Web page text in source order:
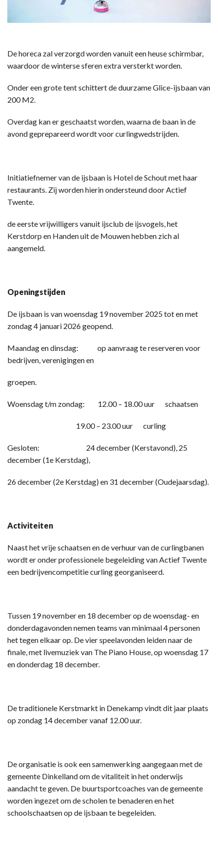
De horeca zal verzorgd worden vanuit een heuse schirmbar,
waardoor de winterse sferen extra versterkt worden.
Onder een grote tent schittert de duurzame Glice-ijsbaan van
200 M2.
Overdag kan er geschaatst worden, waarna de baan in de
avond geprepareerd wordt voor curlingwedstrijden.
Initiatiefnemer van de ijsbaan is Hotel de Schout met haar
restaurants. Zij worden hierin ondersteund door Actief
Twente.
de eerste vrijwilligers vanuit ijsclub de ijsvogels, het
Kerstdorp en Handen uit de Mouwen hebben zich al
aangemeld.
Openingstijden
De ijsbaan is van woensdag 19 november 2025 tot en met
zondag 4 januari 2026 geopend.
Maandag en dinsdag: op aanvraag te reserveren voor
bedrijven, verenigingen en
groepen.
Woensdag t/m zondag: 12.00 – 18.00 uur schaatsen
19.00 – 23.00 uur curling
Gesloten: 24 december (Kerstavond), 25
december (1e Kerstdag),
26 december (2e Kerstdag) en 31 december (Oudejaarsdag).
Activiteiten
Naast het vrije schaatsen en de verhuur van de curlingbanen
wordt er onder professionele begeleiding van Actief Twente
een bedrijvencompetitie curling georganiseerd.
Tussen 19 november en 18 december op de woensdag- en
donderdagavonden nemen teams van minimaal 4 personen
het tegen elkaar op. De vier speelavonden leiden naar de
finale, met livemuziek van The Piano House, op woensdag 17
en donderdag 18 december.
De traditionele Kerstmarkt in Denekamp vindt dit jaar plaats
op zondag 14 december vanaf 12.00 uur.
De organisatie is ook een samenwerking aangegaan met de
gemeente Dinkelland om de vitaliteit in het onderwijs
aandacht te geven. De buurtsportcoaches van de gemeente
worden ingezet om de scholen te benaderen en het
schoolschaatsen op de ijsbaan te begeleiden.